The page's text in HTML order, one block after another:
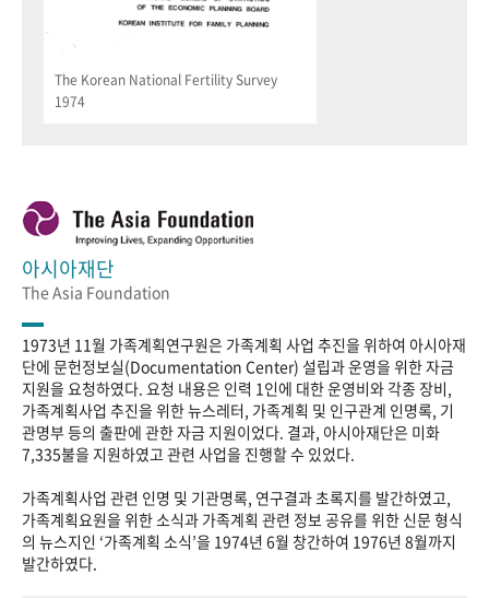
The Korean National Fertility Survey
1974
아시아재단
The Asia Foundation
1973년 11월 가족계획연구원은 가족계획 사업 추진을 위하여 아시아재
단에 문헌정보실(Documentation Center) 설립과 운영을 위한 자금
지원을 요청하였다. 요청 내용은 인력 1인에 대한 운영비와 각종 장비,
가족계획사업 추진을 위한 뉴스레터, 가족계획 및 인구관계 인명록, 기
관명부 등의 출판에 관한 자금 지원이었다. 결과, 아시아재단은 미화
7,335불을 지원하였고 관련 사업을 진행할 수 있었다.
가족계획사업 관련 인명 및 기관명록, 연구결과 초록지를 발간하였고,
가족계획요원을 위한 소식과 가족계획 관련 정보 공유를 위한 신문 형식
의 뉴스지인 ‘가족계획 소식’을 1974년 6월 창간하여 1976년 8월까지
발간하였다.